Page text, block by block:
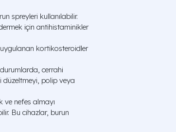
spreyleri kullanılabilir.
için antihistaminikler
kortikosteroidler
cerrahi
düzeltmeyi, polip veya
ve nefes almayı
Bu cihazlar, burun